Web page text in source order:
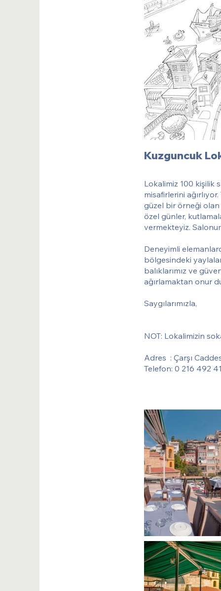
Kuzguncuk
Lokalimiz 100 kişilik
misafirlerini
güzel bir örneği
özel günler,
vermekteyiz.
Deneyimli
bölgesindeki
balıklarımız ve
ağırlamaktan onur
Saygılarımızla,
NOT: Lokalimizin
Adres : Çarşı
Telefon: 0 216 492